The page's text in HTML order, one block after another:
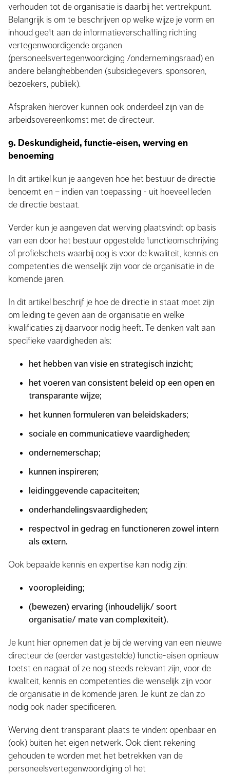
verhouden tot de organisatie is daarbij het vertrekpunt.
Belangrijk is om te beschrijven op welke wijze je vorm en
inhoud geeft aan de informatieverschaffing richting
vertegenwoordigende organen
(personeelsvertegenwoordiging /ondernemingsraad) en
andere belanghebbenden (subsidiegevers, sponsoren,
bezoekers, publiek).
Afspraken hierover kunnen ook onderdeel zijn van de
arbeidsovereenkomst met de directeur.
9. Deskundigheid, functie-eisen, werving en
benoeming
In dit artikel kun je aangeven hoe het bestuur de directie
benoemt en – indien van toepassing - uit hoeveel leden
de directie bestaat.
Verder kun je aangeven dat werving plaatsvindt op basis
van een door het bestuur opgestelde functieomschrijving
of profielschets waarbij oog is voor de kwaliteit, kennis en
competenties die wenselijk zijn voor de organisatie in de
komende jaren.
In dit artikel beschrijf je hoe de directie in staat moet zijn
om leiding te geven aan de organisatie en welke
kwalificaties zij daarvoor nodig heeft. Te denken valt aan
specifieke vaardigheden als:
het hebben van visie en strategisch inzicht;
het voeren van consistent beleid op een open en
transparante wijze;
het kunnen formuleren van beleidskaders;
sociale en communicatieve vaardigheden;
ondernemerschap;
kunnen inspireren;
leidinggevende capaciteiten;
onderhandelingsvaardigheden;
respectvol in gedrag en functioneren zowel intern
als extern.
Ook bepaalde kennis en expertise kan nodig zijn:
vooropleiding;
(bewezen) ervaring (inhoudelijk/ soort
organisatie/ mate van complexiteit).
Je kunt hier opnemen dat je bij de werving van een nieuwe
directeur de (eerder vastgestelde) functie-eisen opnieuw
toetst en nagaat of ze nog steeds relevant zijn, voor de
kwaliteit, kennis en competenties die wenselijk zijn voor
de organisatie in de komende jaren. Je kunt ze dan zo
nodig ook nader specificeren.
Werving dient transparant plaats te vinden: openbaar en
(ook) buiten het eigen netwerk. Ook dient rekening
gehouden te worden met het betrekken van de
personeelsvertegenwoordiging of het